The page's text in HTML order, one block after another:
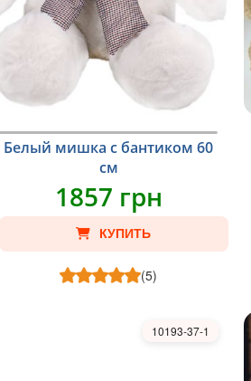
Белый мишка с бантиком 60
см
1857 грн
КУПИТЬ
(5)
10193-37-1